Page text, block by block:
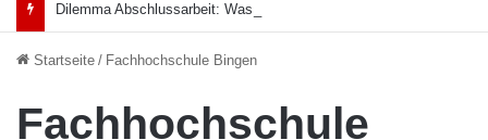
Startseite / Fachhochschule Bingen
Fachhochschule